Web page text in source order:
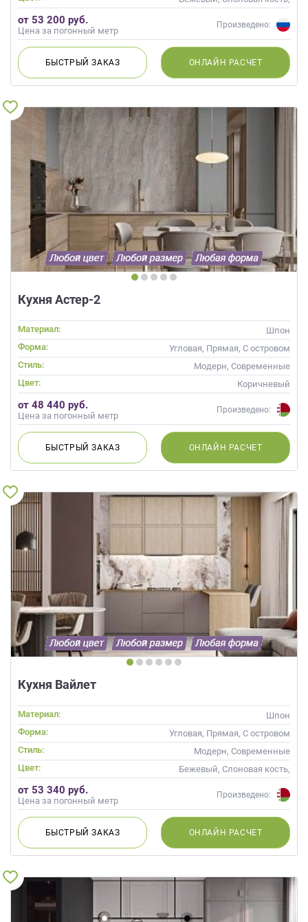
Кремовый, Капучино
от 53 200 руб.
Цена за погонный метр
Произведено:
БЫСТРЫЙЗАКАЗ ОНЛАЙН РАСЧЕТ
Кухня Астер-2
Материал:
Шпон
Форма:
Угловая, Прямая, С островом
Стиль:
Модерн, Современные
Цвет:
Коричневый
от 48 440 руб.
Цена за погонный метр
Произведено:
БЫСТРЫЙЗАКАЗ ОНЛАЙН РАСЧЕТ
Кухня Вайлет
Материал:
Шпон
Форма:
Угловая, Прямая, С островом
Стиль:
Модерн, Современные
Цвет:
Бежевый, Слоновая кость,
Кремовый, Капучино
от 53 340 руб.
Цена за погонный метр
Произведено:
БЫСТРЫЙЗАКАЗ ОНЛАЙН РАСЧЕТ